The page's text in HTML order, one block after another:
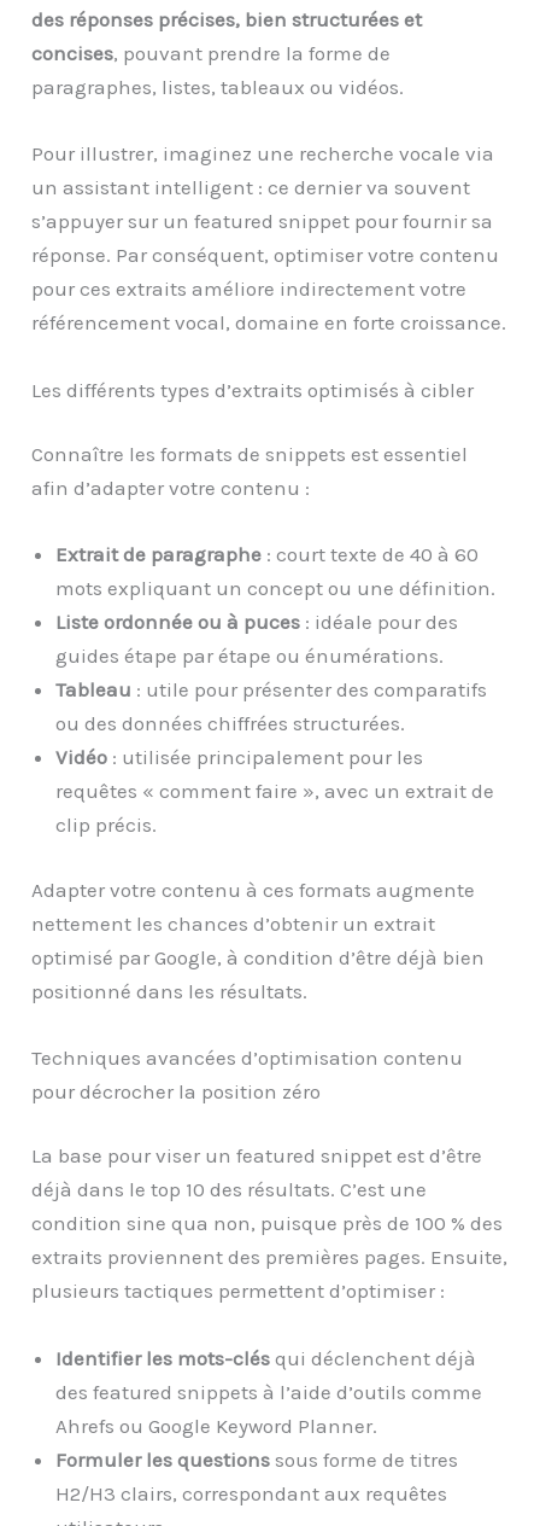
des réponses précises, bien structurées et
concises, pouvant prendre la forme de
paragraphes, listes, tableaux ou vidéos.
Pour illustrer, imaginez une recherche vocale via
un assistant intelligent : ce dernier va souvent
s’appuyer sur un featured snippet pour fournir sa
réponse. Par conséquent, optimiser votre contenu
pour ces extraits améliore indirectement votre
référencement vocal, domaine en forte croissance.
Les différents types d’extraits optimisés à cibler
Connaître les formats de snippets est essentiel
afin d’adapter votre contenu :
Extrait de paragraphe : court texte de 40 à 60
mots expliquant un concept ou une définition.
Liste ordonnée ou à puces : idéale pour des
guides étape par étape ou énumérations.
Tableau : utile pour présenter des comparatifs
ou des données chiffrées structurées.
Vidéo : utilisée principalement pour les
requêtes « comment faire », avec un extrait de
clip précis.
Adapter votre contenu à ces formats augmente
nettement les chances d’obtenir un extrait
optimisé par Google, à condition d’être déjà bien
positionné dans les résultats.
Techniques avancées d’optimisation contenu
pour décrocher la position zéro
La base pour viser un featured snippet est d’être
déjà dans le top 10 des résultats. C’est une
condition sine qua non, puisque près de 100 % des
extraits proviennent des premières pages. Ensuite,
plusieurs tactiques permettent d’optimiser :
Identifier les mots-clés qui déclenchent déjà
des featured snippets à l’aide d’outils comme
Ahrefs ou Google Keyword Planner.
Formuler les questions sous forme de titres
H2/H3 clairs, correspondant aux requêtes